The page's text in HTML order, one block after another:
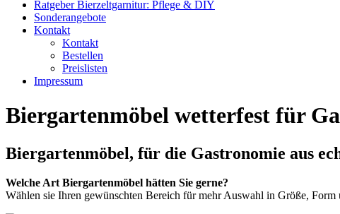
Ratgeber Bierzeltgarnitur: Pflege & DIY
Sonderangebote
Kontakt
Kontakt
Bestellen
Preislisten
Impressum
Biergartenmöbel wetterfest für
Biergartenmöbel, für die Gastronomie aus
Welche Art Biergartenmöbel hätten Sie gerne?
Wählen sie Ihren gewünschten Bereich für mehr Auswahl in Größe, Form